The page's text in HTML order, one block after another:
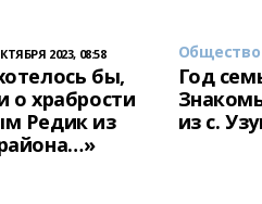
2023, 08:58
бы,
о храбрости
Редик из
Общество
Год
из с.